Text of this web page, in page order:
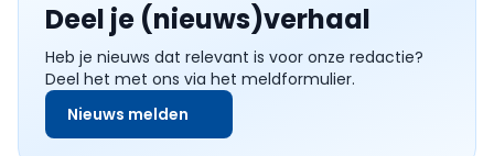
Deel je (nieuws)verhaal
Heb je nieuws dat relevant is voor onze redactie?
Deel het met ons via het meldformulier.
Nieuws melden